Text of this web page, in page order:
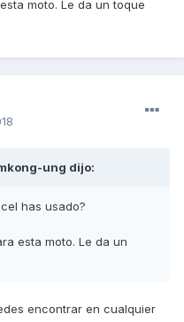
moto. Le da un toque
ung dijo:
has usado?
esta moto. Le da un
encontrar en cualquier